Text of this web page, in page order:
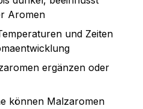
Aromen
und Zeiten
ergänzen oder
können Malzaromen